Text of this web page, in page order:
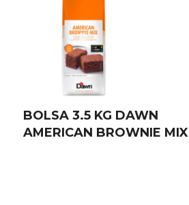
BOLSA 3.5 KG DAWN
AMERICAN BROWNIE MIX